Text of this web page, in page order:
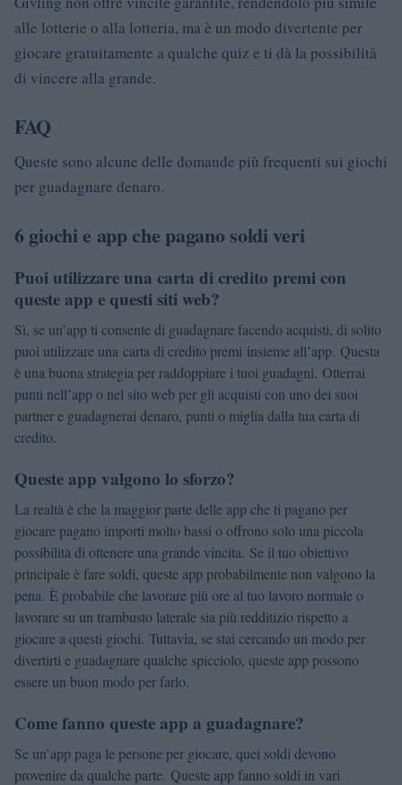
alle lotterie o alla lotteria, ma è un modo divertente per
giocare gratuitamente a qualche quiz e ti dà la possibilità
di vincere alla grande.
FAQ
Queste sono alcune delle domande più frequenti sui giochi
per guadagnare denaro.
6 giochi e app che pagano soldi veri
Puoi utilizzare una carta di credito premi con
queste app e questi siti web?
Sì, se un’app ti consente di guadagnare facendo acquisti, di solito
puoi utilizzare una carta di credito premi insieme all’app. Questa
è una buona strategia per raddoppiare i tuoi guadagni. Otterrai
punti nell’app o nel sito web per gli acquisti con uno dei suoi
partner e guadagnerai denaro, punti o miglia dalla tua carta di
credito.
Queste app valgono lo sforzo?
La realtà è che la maggior parte delle app che ti pagano per
giocare pagano importi molto bassi o offrono solo una piccola
possibilità di ottenere una grande vincita. Se il tuo obiettivo
principale è fare soldi, queste app probabilmente non valgono la
pena. È probabile che lavorare più ore al tuo lavoro normale o
lavorare su un trambusto laterale sia più redditizio rispetto a
giocare a questi giochi. Tuttavia, se stai cercando un modo per
divertirti e guadagnare qualche spicciolo, queste app possono
essere un buon modo per farlo.
Come fanno queste app a guadagnare?
Se un’app paga le persone per giocare, quei soldi devono
provenire da qualche parte. Queste app fanno soldi in vari